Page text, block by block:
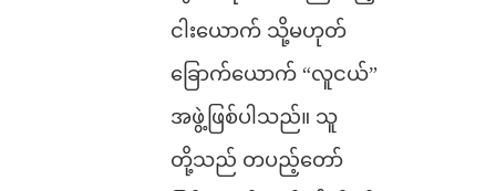
ငါးယောက် သို့မဟုတ်
ခြောက်ယောက် “လူငယ်”
အဖွဲ့ဖြစ်ပါသည်။ သူ
တို့သည် တပည့်တော်